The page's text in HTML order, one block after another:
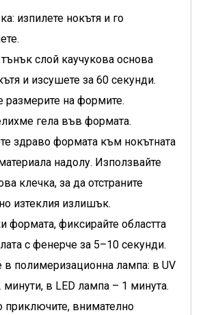
изпилете нокътя и го
тънък слой каучукова основа
и изсушете за 60 секунди.
размерите на формите.
гела във формата.
здраво формата към нокътната
надолу. Използвайте
клечка, за да отстраните
изтеклия излишък.
формата, фиксирайте областта
с фенерче за 5–10 секунди.
в полимеризационна лампа: в UV
в LED лампа – 1 минута.
приключите, внимателно